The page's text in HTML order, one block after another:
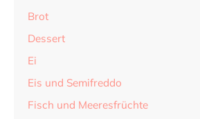
Brot
Dessert
Ei
Eis und Semifreddo
Fisch und Meeresfrüchte